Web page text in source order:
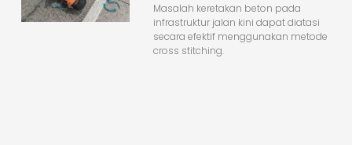
Masalah keretakan beton pada
infrastruktur jalan kini dapat diatasi
secara efektif menggunakan metode
cross stitching.